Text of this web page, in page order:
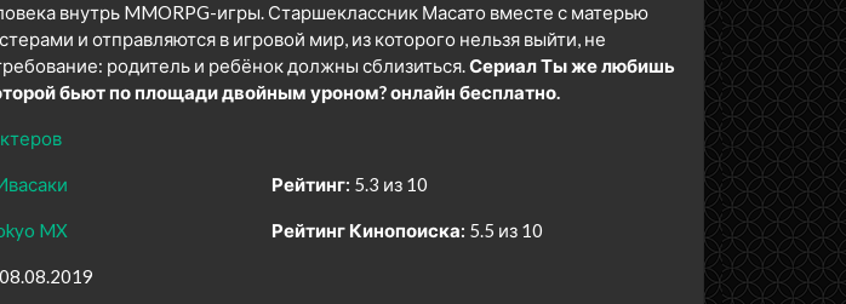
внутрь MMORPG-игры. Старшеклассник Масато вместе с матерью
и отправляются в игровой мир, из которого нельзя выйти, не
родитель и ребёнок должны сблизиться.Сериал Ты же любишь
бьют по площади двойным уроном? онлайн бесплатно.
MX
Рейтинг: 5.3 из 10
Рейтинг Кинопоиска: 5.5 из 10
08.08.2019